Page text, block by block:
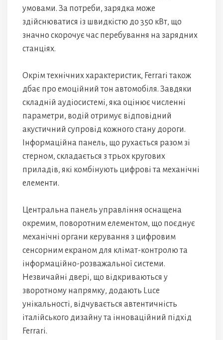
умовами. За потреби, зарядка може
здійснюватися із швидкістю до 350 кВт, що
значно скорочує час перебування на зарядних
станціях.
Окрім технічних характеристик, Ferrari також
дбає про емоційний тон автомобіля. Завдяки
складній аудіосистемі, яка оцінює численні
параметри, водій отримує відповідний
акустичний супровід кожного стану дороги.
Інформаційна панель, що рухається разом зі
стерном, складається з трьох кругових
приладів, які комбінують цифрові та механічні
елементи.
Центральна панель управління оснащена
окремим, поворотним елементом, що поєднує
механічні органи керування з цифровим
сенсорним екраном для клімат-контролю та
інформаційно-розважальної системи.
Незвичайні двері, що відкриваються у
зворотному напрямку, додають Luce
унікальності, відчувається автентичність
італійського дизайну та інноваційний підхід
Ferrari.